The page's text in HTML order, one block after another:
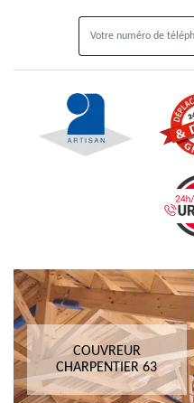
COUVREUR
CHARPENTIER 63